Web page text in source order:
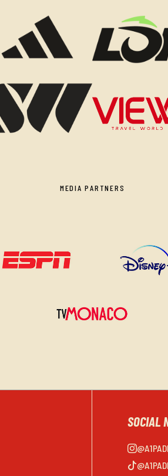
MEDIA PARTNERS
SOCIAL